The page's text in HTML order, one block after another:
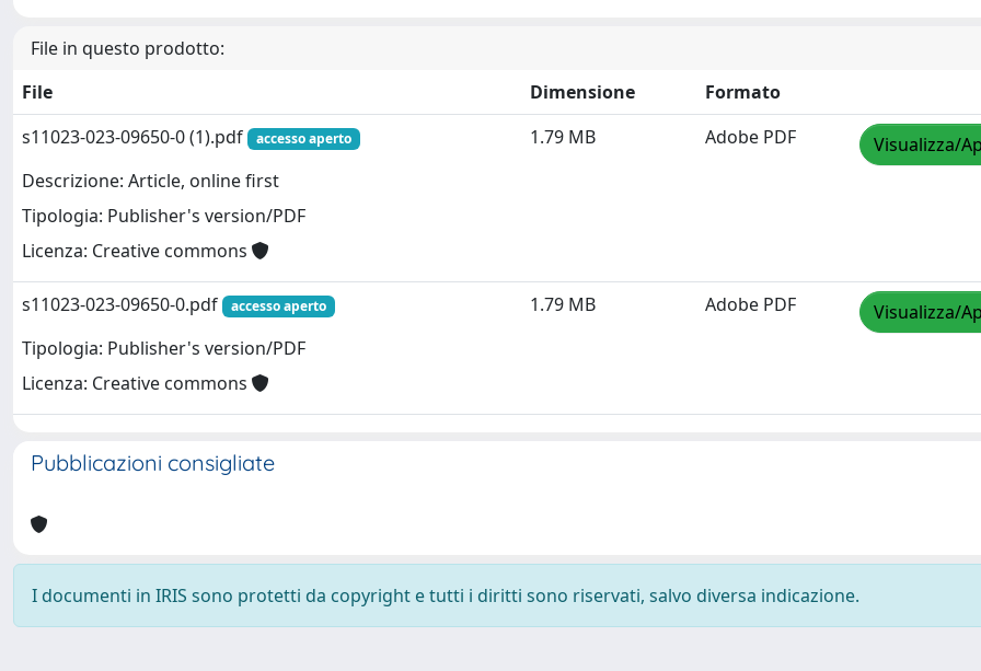
File in questo prodotto:
File
Dimensione
Formato
s11023-023-09650-0 (1).pdf
accesso aperto
Descrizione: Article, online first
Tipologia: Publisher's version/PDF
Licenza: Creative commons
1.79 MB Adobe PDF Visualizza/
s11023-023-09650-0.pdf accesso aperto
Tipologia: Publisher's version/PDF
Licenza: Creative commons
1.79 MB Adobe PDF Visualizza/
Pubblicazioni consigliate
I documenti in IRIS sono protetti da copyright e tutti i diritti sono riservati, salvo diversa indicazione.